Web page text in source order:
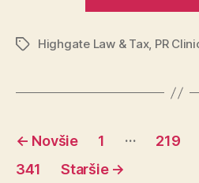
ZnačkyHighgate Law & Tax, PR
Stránkovanie
príspevkov
← Novšie 1 … 219
341
Staršie →